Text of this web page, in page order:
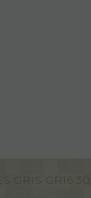
GRIS GR16